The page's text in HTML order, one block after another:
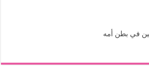
في بطن أمه